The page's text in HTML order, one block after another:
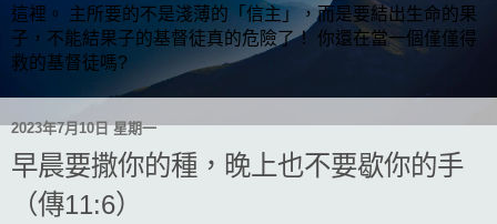
這裡。 主所要的不是淺薄的「信主」，而是要結出生命的果
子，不能結果子的基督徒真的危險了！ 你還在當一個僅僅得
救的基督徒嗎?
2023年7月10日 星期一
早晨要撒你的種，晚上也不要歇你的手
（傳11:6）